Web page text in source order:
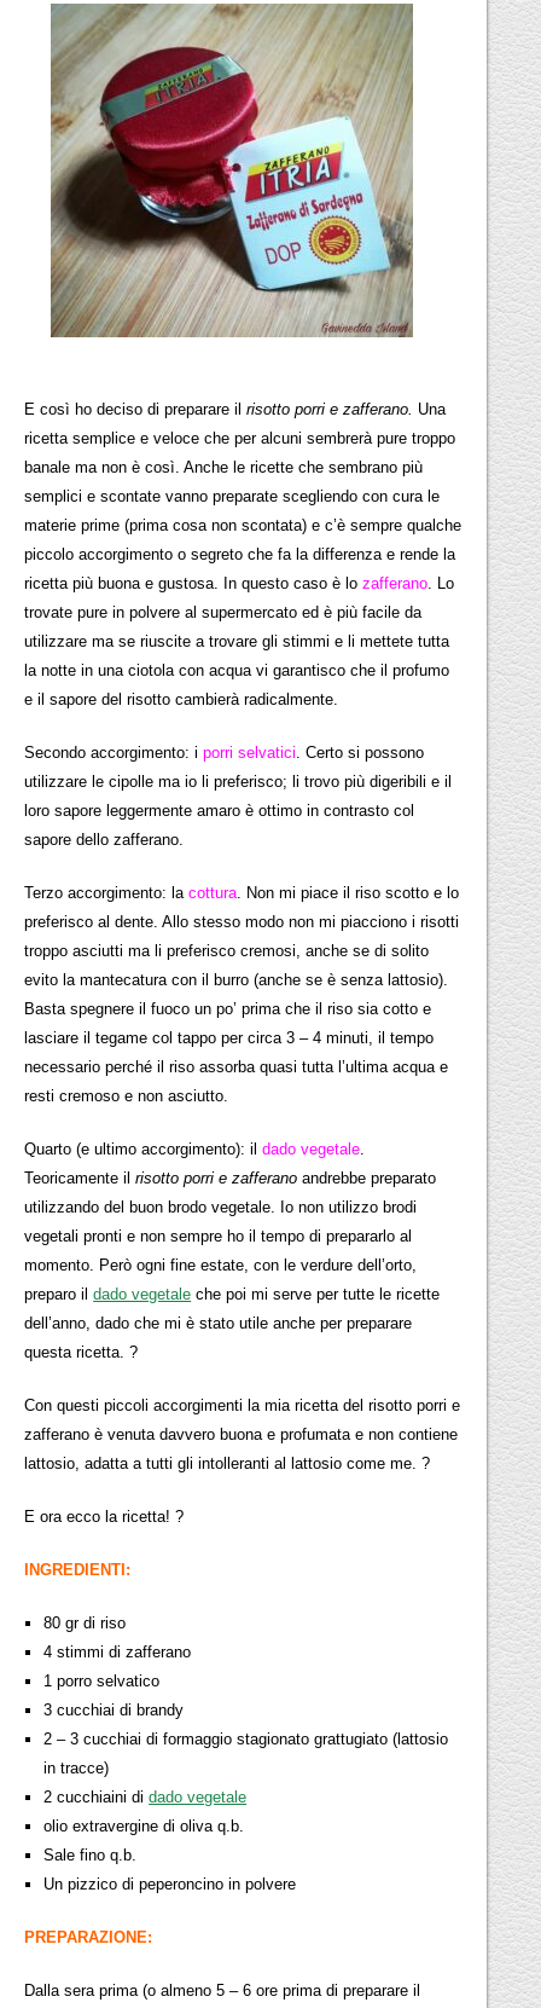
E così ho deciso di preparare ilrisotto porri e zafferano. Una
ricetta semplice e veloce che per alcuni sembrerà pure troppo
banale ma non è così. Anche le ricette che sembrano più
semplici e scontate vanno preparate scegliendo con cura le
materie prime (prima cosa non scontata) e c’è sempre qualche
piccolo accorgimento o segreto che fa la differenza e rende la
ricetta più buona e gustosa. In questo caso è lozafferano. Lo
trovate pure in polvere al supermercato ed è più facile da
utilizzare ma se riuscite a trovare gli stimmi e li mettete tutta
la notte in una ciotola con acqua vi garantisco che il profumo
e il sapore del risotto cambierà radicalmente.
Secondo accorgimento: iporri selvatici. Certo si possono
utilizzare le cipolle ma io li preferisco; li trovo più digeribili e il
loro sapore leggermente amaro è ottimo in contrasto col
sapore dello zafferano.
Terzo accorgimento: lacottura. Non mi piace il riso scotto e lo
preferisco al dente. Allo stesso modo non mi piacciono i risotti
troppo asciutti ma li preferisco cremosi, anche se di solito
evito la mantecatura con il burro (anche se è senza lattosio).
Basta spegnere il fuoco un po’ prima che il riso sia cotto e
lasciare il tegame col tappo per circa 3 – 4 minuti, il tempo
necessario perché il riso assorba quasi tutta l’ultima acqua e
resti cremoso e non asciutto.
Quarto (e ultimo accorgimento): ildado vegetale.
Teoricamente ilrisotto porri e zafferano andrebbe preparato
utilizzando del buon brodo vegetale. Io non utilizzo brodi
vegetali pronti e non sempre ho il tempo di prepararlo al
momento. Però ogni fine estate, con le verdure dell’orto,
preparo ildado vegetale che poi mi serve per tutte le ricette
dell’anno, dado che mi è stato utile anche per preparare
questa ricetta. ?
Con questi piccoli accorgimenti la mia ricetta del risotto porri e
zafferano è venuta davvero buona e profumata e non contiene
lattosio, adatta a tutti gli intolleranti al lattosio come me. ?
E ora ecco la ricetta! ?
NGREDIENTI:
80 gr di riso
4 stimmi di zafferano
1 porro selvatico
3 cucchiai di brandy
2 – 3 cucchiai di formaggio stagionato grattugiato (lattosio
in tracce)
2 cucchiaini didado vegetale
olio extravergine di oliva q.b.
Sale fino q.b.
Un pizzico di peperoncino in polvere
PREPARAZIONE:
Dalla sera prima (o almeno 5 – 6 ore prima di preparare il